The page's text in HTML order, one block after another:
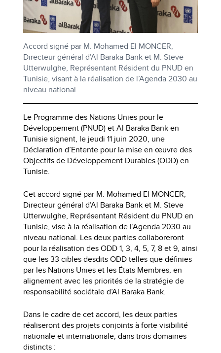
Accord signé par M. Mohamed El MONCER,
Directeur général d’Al Baraka Bank et M. Steve
Utterwulghe, Représentant Résident du PNUD en
Tunisie, visant à la réalisation de l’Agenda 2030 au
niveau national
Le Programme des Nations Unies pour le
Développement (PNUD) et Al Baraka Bank en
Tunisie signent, le jeudi 11 juin 2020, une
Déclaration d’Entente pour la mise en œuvre des
Objectifs de Développement Durables (ODD) en
Tunisie.
Cet accord signé par M. Mohamed El MONCER,
Directeur général d’Al Baraka Bank et M. Steve
Utterwulghe, Représentant Résident du PNUD en
Tunisie, vise à la réalisation de l’Agenda 2030 au
niveau national. Les deux parties collaboreront
pour la réalisation des ODD 1, 3, 4, 5, 7, 8 et 9, ainsi
que les 33 cibles desdits ODD telles que définies
par les Nations Unies et les États Membres, en
alignement avec les priorités de la stratégie de
responsabilité sociétale d’Al Baraka Bank.
Dans le cadre de cet accord, les deux parties
réaliseront des projets conjoints à forte visibilité
nationale et internationale, dans trois domaines
distincts :